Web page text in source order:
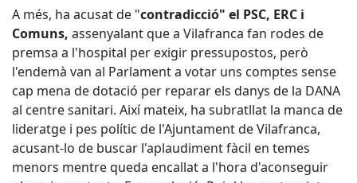
A més, ha acusat de "contradicció" el PSC, ERC i
Comuns, assenyalant que a Vilafranca fan rodes de
premsa a l'hospital per exigir pressupostos, però
l'endemà van al Parlament a votar uns comptes sense
cap mena de dotació per reparar els danys de la DANA
al centre sanitari. Així mateix, ha subratllat la manca de
lideratge i pes polític de l'Ajuntament de Vilafranca,
acusant-lo de buscar l'aplaudiment fàcil en temes
menors mentre queda encallat a l'hora d'aconseguir